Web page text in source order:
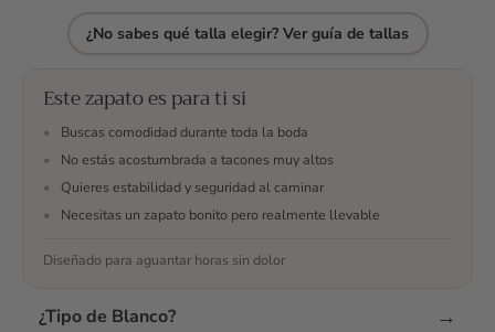
estuve hablando con
ellos por whatsap,
dudas, me ayudaron
escojer y finalmente
me decidí. No me
arrepiento y son los
mejores zapatos que
boda 🥰 maravillosos
¿No sabes qué talla elegir? Ver guía de tallas
Este zapato es para ti si
•
Buscas comodidad durante toda la boda
•
No estás acostumbrada a tacones muy altos
•
Quieres estabilidad y seguridad al caminar
•
Necesitas un zapato bonito pero realmente llevable
Diseñado para aguantar horas sin dolor
¿Tipo de Blanco? →